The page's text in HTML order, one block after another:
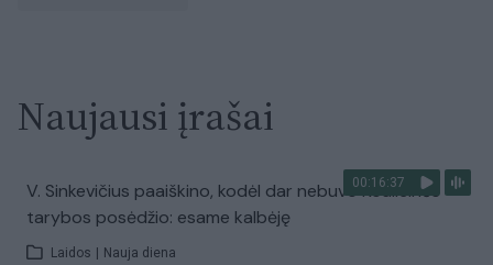
Naujausi įrašai
00:16:37
V. Sinkevičius paaiškino, kodėl dar nebuvo Koalicinės
tarybos posėdžio: esame kalbėję
Laidos Nauja diena